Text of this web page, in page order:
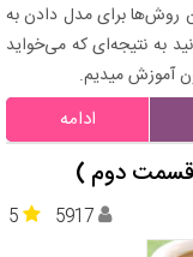
روش‌ها برای مدل دادن به
به نتیجه‌ای که می‌خواید
آموزش میدیم.
ادامه
قسمت دوم )
5 5917